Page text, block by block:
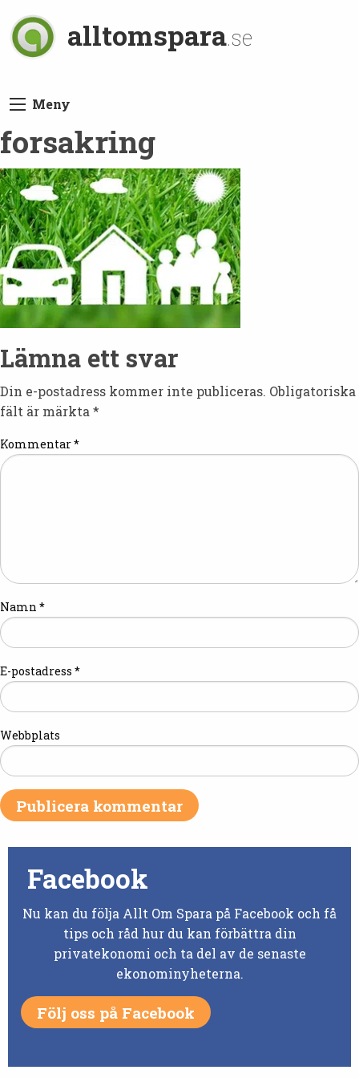
alltomspara.se
Meny
forsakring
Lämna ett svar
Din e-postadress kommer inte publiceras. Obligatoriska
fält är märkta *
Kommentar*
Namn *
E-postadress *
Webbplats
Facebook
Nu kan du följa Allt Om Spara på Facebook och få
tips och råd hur du kan förbättra din
privatekonomi och ta del av de senaste
ekonominyheterna.
Följ oss på Facebook